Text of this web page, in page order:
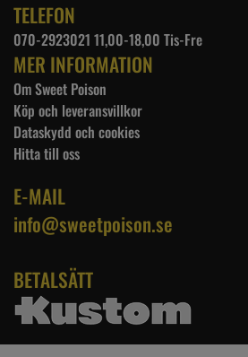
TELEFON
070-2923021 11,00-18,00 Tis-Fre
MER INFORMATION
Om Sweet Poison
Köp och leveransvillkor
Dataskydd och cookies
Hitta till oss
E-MAIL
info@sweetpoison.se
BETALSÄTT